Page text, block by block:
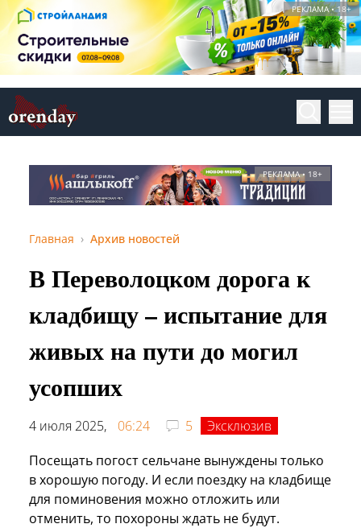
РЕКЛАМА • 18+
РЕКЛАМА • 18+
Главная Архив новостей
В Переволоцком дорога к
кладбищу – испытание для
живых на пути до могил
усопших
4 июля 2025, 06:24 5
Эксклюзив
Посещать погост сельчане вынуждены только
в хорошую погоду. И если поездку на кладбище
для поминовения можно отложить или
отменить, то похороны ждать не будут.